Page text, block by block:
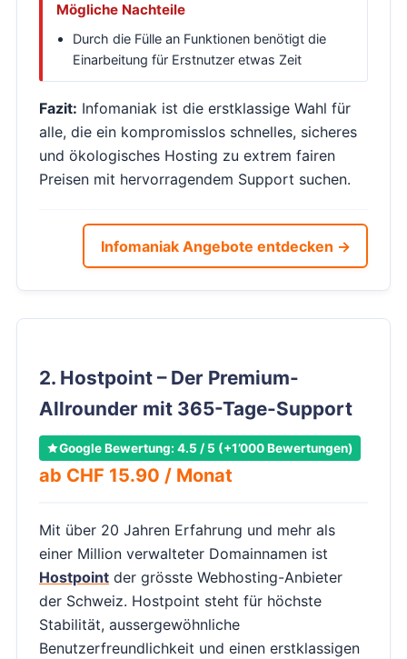
Mögliche Nachteile
Durch die Fülle an Funktionen benötigt die
Einarbeitung für Erstnutzer etwas Zeit
Fazit: Infomaniak ist die erstklassige Wahl für
alle, die ein kompromisslos schnelles, sicheres
und ökologisches Hosting zu extrem fairen
Preisen mit hervorragendem Support suchen.
Infomaniak Angebote entdecken →
2. Hostpoint – Der Premium-
Allrounder mit 365-Tage-Support
Google Bewertung: 4.5 / 5 (+1’000 Bewertungen)
ab CHF 15.90 / Monat
Mit über 20 Jahren Erfahrung und mehr als
einer Million verwalteter Domainnamen ist
Hostpoint der grösste Webhosting-Anbieter
der Schweiz. Hostpoint steht für höchste
Stabilität, aussergewöhnliche
Benutzerfreundlichkeit und einen erstklassigen